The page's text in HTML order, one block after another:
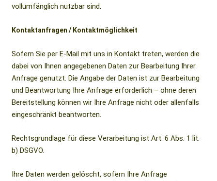
vollumfänglich nutzbar sind.
Kontaktanfragen / Kontaktmöglichkeit
Sofern Sie per E-Mail mit uns in Kontakt treten, werden die
dabei von Ihnen angegebenen Daten zur Bearbeitung Ihrer
Anfrage genutzt. Die Angabe der Daten ist zur Bearbeitung
und Beantwortung Ihre Anfrage erforderlich – ohne deren
Bereitstellung können wir Ihre Anfrage nicht oder allenfalls
eingeschränkt beantworten.
Rechtsgrundlage für diese Verarbeitung ist Art. 6 Abs. 1 lit.
b) DSGVO.
Ihre Daten werden gelöscht, sofern Ihre Anfrage